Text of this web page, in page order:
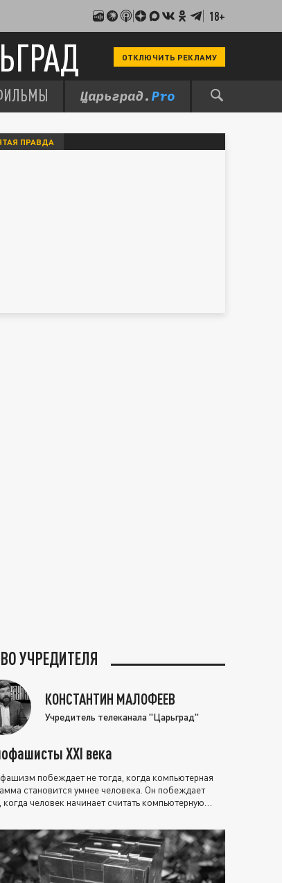
18+
ОТКЛЮЧИТЬ РЕКЛАМУ
ПРАВДА
УЧРЕДИТЕЛЯ
КОНСТАНТИН МАЛОФЕЕВ
Учредитель телеканала "Царьград"
XXI века
побеждает не тогда, когда компьютерная
становится умнее человека. Он побеждает
когда человек начинает считать компьютерную